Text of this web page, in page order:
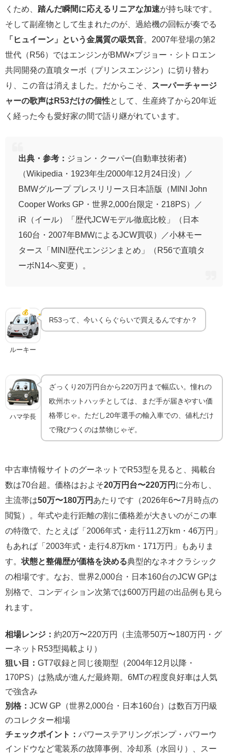
くため、 踏んだ瞬間に応えるリニアな加速が持ち味です。
そして副産物として生まれたのが、過給機の回転が奏でる
「ヒュイーン」という金属質の吸気音 。2007年登場の第2
世代（R56）ではエンジンがBMW×プジョー・シトロエン
共同開発の直噴ターボ（プリンスエンジン）に切り替わ
り、この音は消えました。だからこそ、
スーパーチャージ
ャーの歌声はR53だけの個性として、生産終了から20年近
く経った今も愛好家の間で語り継がれています。
出典・参考： ジョン・クーパー(自動車技術者)
（Wikipedia・1923年生/2000年12月24日没）／
BMWグループ プレスリリース日本語版（MINI John
Cooper Works GP・世界2,000台限定・218PS）／
iR（イール）「歴代JCWモデル徹底比較」（日本
160台・2007年BMWによるJCW買収）／小林モー
タース「MINI歴代エンジンまとめ」（R56で直噴タ
ーボN14へ変更）。
💰 中古相場
R53クーパーSは今いくら？相場と選び方
ルーキー
R53って、今いくらぐらいで買えるんですか？
ハマ学長
ざっくり20万円台から220万円まで幅広い。憧れの
欧州ホットハッチとしては、まだ手が届きやすい価
格帯じゃ。ただし20年選手の輸入車での、値札だけ
で飛びつくのは禁物じゃぞ。
中古車情報サイトのグーネットでR53型を見ると、掲載台
数は70台超。価格はおよそ20万円台〜220万円 に分布し、
主流帯は50万〜180万円 あたりです（2026年6〜7月時点の
閲覧）。年式や走行距離の割に価格差が大きいのがこの車
の特徴で、たとえば「2006年式・走行11.2万km・46万円」
もあれば「2003年式・走行4.8万km・171万円」もありま
す。状態と整備歴が価格を決める典型的なネオクラシック
の相場です。なお、世界2,000台・日本160台のJCW GPは
別格で、コンディション次第では600万円超の出品例も見ら
れます。
相場レンジ： 約20万〜220万円（主流帯50万〜180万円・グ
ーネットR53型掲載より）
狙い目： GT7収録と同じ後期型（2004年12月以降・
170PS）は熟成が進んだ最終期。6MTの程度良好車は人気
で強含み
別格： JCW GP（世界2,000台・日本160台）は数百万円級
のコレクター相場
チェックポイント： パワーステアリングポンプ・パワーウ
インドウなど電装系の故障事例、冷却系（水回り）、スー